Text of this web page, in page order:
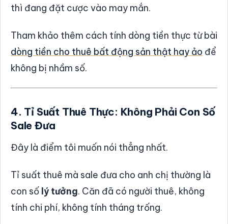
thì đang đặt cược vào may mắn.
Tham khảo thêm cách tính dòng tiền thực từ bài
dòng tiền cho thuê bất động sản thật hay ảo để
không bị nhầm số.
4. Tỉ Suất Thuê Thực: Không Phải Con Số
Sale Đưa
Đây là điểm tôi muốn nói thẳng nhất.
Tỉ suất thuê mà sale đưa cho anh chị thường là
con số lý tưởng. Căn đã có người thuê, không
tính chi phí, không tính tháng trống.